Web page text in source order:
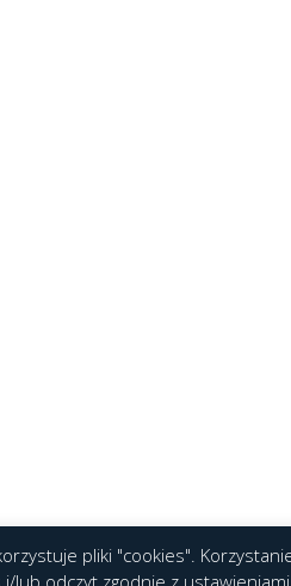
pliki "cookies".
i/lub odczyt zgodnie z